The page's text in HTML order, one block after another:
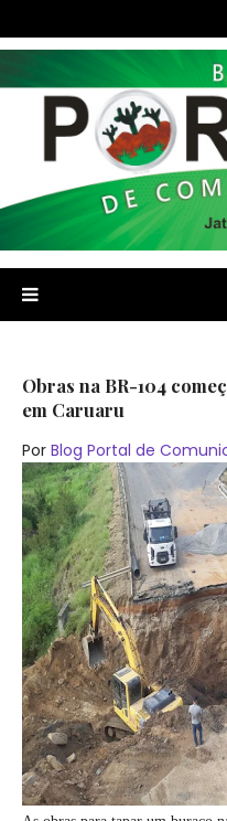
Obras na BR-104
em Caruaru
Por Blog Portal de